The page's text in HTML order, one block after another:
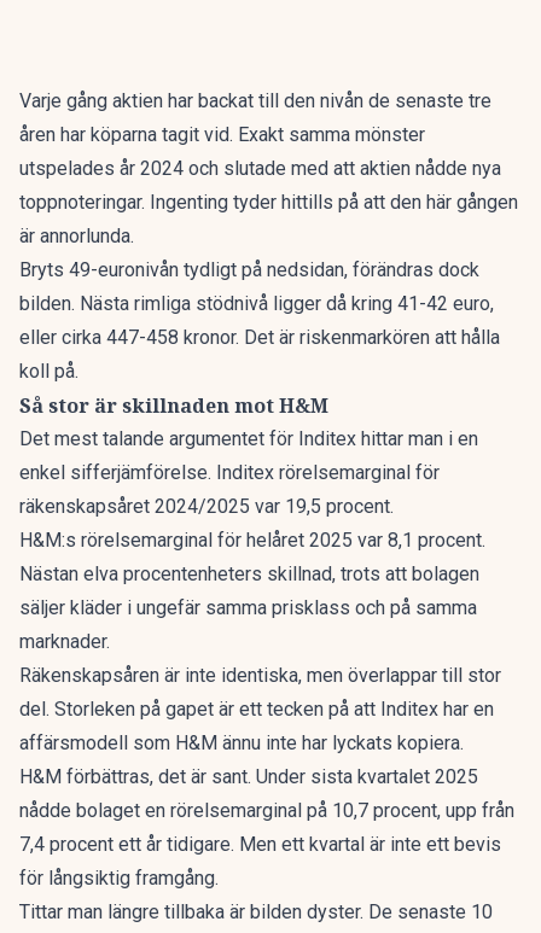
Varje gång aktien har backat till den nivån de senaste tre
åren har köparna tagit vid. Exakt samma mönster
utspelades år 2024 och slutade med att aktien nådde nya
toppnoteringar. Ingenting tyder hittills på att den här gången
är annorlunda.
Bryts 49-euronivån tydligt på nedsidan, förändras dock
bilden. Nästa rimliga stödnivå ligger då kring 41-42 euro,
eller cirka 447-458 kronor. Det är riskenmarkören att hålla
koll på.
Så stor är skillnaden mot H&M
Det mest talande argumentet för Inditex hittar man i en
enkel sifferjämförelse. Inditex rörelsemarginal för
räkenskapsåret 2024/2025 var 19,5 procent.
H&M:s rörelsemarginal för helåret 2025 var 8,1 procent.
Nästan elva procentenheters skillnad, trots att bolagen
säljer kläder i ungefär samma prisklass och på samma
marknader.
Räkenskapsåren är inte identiska, men överlappar till stor
del. Storleken på gapet är ett tecken på att Inditex har en
affärsmodell som H&M ännu inte har lyckats kopiera.
H&M förbättras, det är sant. Under sista kvartalet 2025
nådde bolaget en rörelsemarginal på 10,7 procent, upp från
7,4 procent ett år tidigare. Men ett kvartal är inte ett bevis
för långsiktig framgång.
Tittar man längre tillbaka är bilden dyster. De senaste 10